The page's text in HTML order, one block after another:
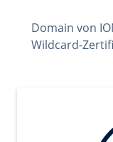
Domain von
Wildcard-